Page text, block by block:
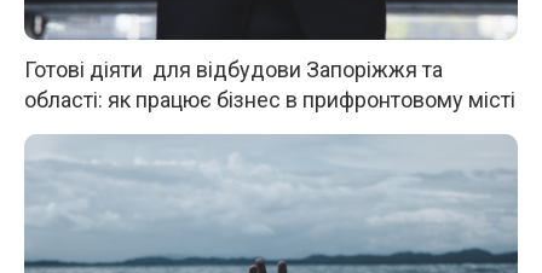
Готові діяти для відбудови Запоріжжя та
області: як працює бізнес в прифронтовому місті